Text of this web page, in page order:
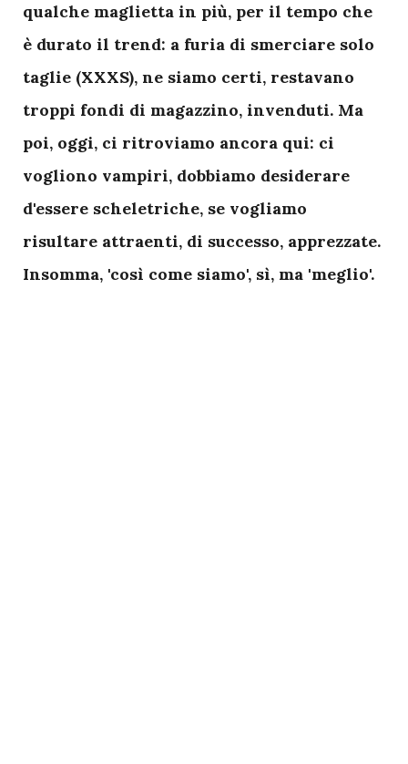
qualche maglietta in più, per il tempo che
è durato il trend: a furia di smerciare solo
taglie (XXXS), ne siamo certi, restavano
troppi fondi di magazzino, invenduti. Ma
poi, oggi, ci ritroviamo ancora qui: ci
vogliono vampiri, dobbiamo desiderare
d'essere scheletriche, se vogliamo
risultare attraenti, di successo, apprezzate.
Insomma, 'così come siamo', sì, ma 'meglio'.